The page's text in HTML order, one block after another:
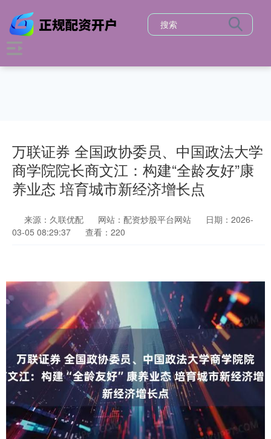
万联证券 全国政协委员、中国政法大学
商学院院长商文江：构建“全龄友好”康
养业态 培育城市新经济增长点
来源：久联优配 网站：配资炒股平台网站
日期：2026-
03-05 08:29:37
查看：220